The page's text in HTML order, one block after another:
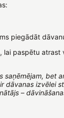
piegādāt
lai paspētu
saņēmējam,
dāvanas izvēlei
–